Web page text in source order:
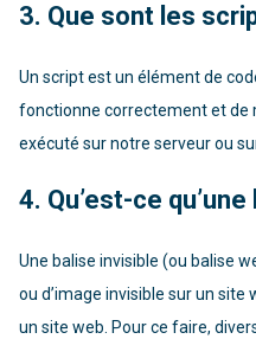
3. Que sont les
Un script est un élément de
fonctionne correctement et de
exécuté sur notre serveur ou
4. Qu’est-ce
Une balise invisible (ou balise
ou d’image invisible sur un
un site web. Pour ce faire,